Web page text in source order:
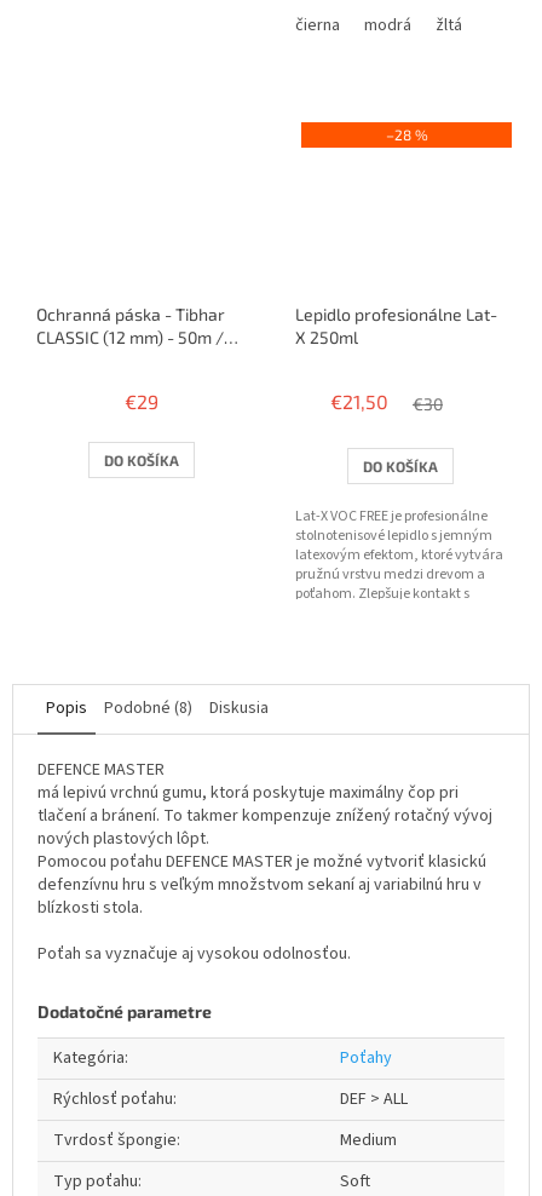
hviezdičiek.
čierna modrá žltá
Ochranná páska - Tibhar
CLASSIC (12 mm) - 50m /
€29
DO KOŠÍKA
–28 %
Lepidlo profesionálne Lat-
X 250ml
€21,50 €30
DO KOŠÍKA
Lat-X VOC FREE je profesionálne
stolnotenisové lepidlo s jemným
latexovým efektom, ktoré vytvára
pružnú vrstvu medzi drevom a
poťahom. Zlepšuje kontakt s
Popis Podobné (8) Diskusia
DEFENCE MASTER
má lepivú vrchnú gumu, ktorá poskytuje maximálny čop pri
tlačení a bránení. To takmer kompenzuje znížený rotačný vývoj
nových plastových lôpt.
Pomocou poťahu DEFENCE MASTER je možné vytvoriť klasickú
defenzívnu hru s veľkým množstvom sekaní aj variabilnú hru v
blízkosti stola.
Poťah sa vyznačuje aj vysokou odolnosťou.
Dodatočné parametre
Kategória:
Poťahy
Rýchlosť poťahu:
DEF > ALL
Tvrdosť špongie:
Medium
Typ poťahu: Soft